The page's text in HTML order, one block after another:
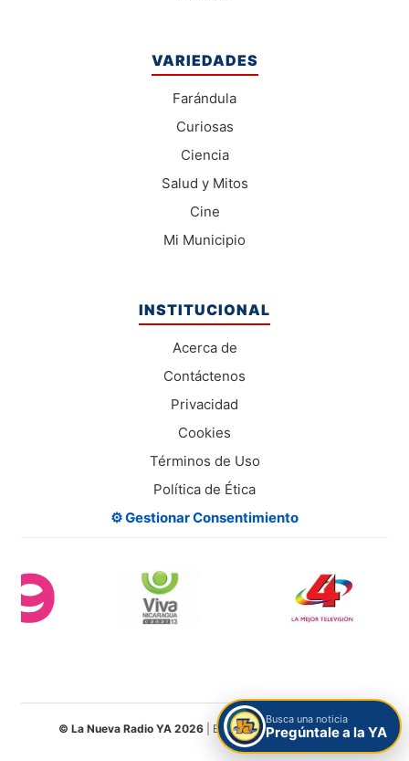
Busca una noticia
Pregúntale a la YA
VARIEDADES
Farándula
Curiosas
Ciencia
Salud y Mitos
Cine
Mi Municipio
INSTITUCIONAL
Acerca de
Contáctenos
Privacidad
Cookies
Términos de Uso
Política de Ética
⚙️ Gestionar Consentimiento
© La Nueva Radio YA 2026 | Entretenimiento Digital S.A.